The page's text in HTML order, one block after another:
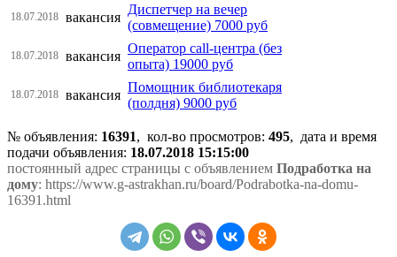
18.07.2018 вакансия
Диспетчер на вечер
(совмещение) 7000 руб
18.07.2018 вакансия
Оператор call-центра (без
опыта) 19000 руб
18.07.2018 вакансия
Помощник библиотекаря
(полдня) 9000 руб
№ объявления: 16391, кол-во просмотров: 495, дата и время
подачи объявления: 18.07.2018 15:15:00
постоянный адрес страницы с объявлением Подработка на
дому: https://www.g-astrakhan.ru/board/Podrabotka-na-domu-
16391.html